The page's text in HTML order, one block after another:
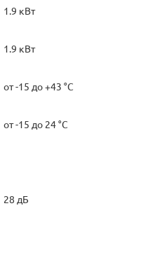
1.9 кВт
1.9 кВт
от -15 до +43 °C
от -15 до 24 °C
28 дБ